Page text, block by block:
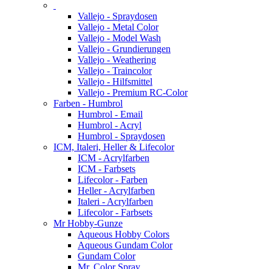
Vallejo - Spraydosen
Vallejo - Metal Color
Vallejo - Model Wash
Vallejo - Grundierungen
Vallejo - Weathering
Vallejo - Traincolor
Vallejo - Hilfsmittel
Vallejo - Premium RC-Color
Farben - Humbrol
Humbrol - Email
Humbrol - Acryl
Humbrol - Spraydosen
ICM, Italeri, Heller & Lifecolor
ICM - Acrylfarben
ICM - Farbsets
Lifecolor - Farben
Heller - Acrylfarben
Italeri - Acrylfarben
Lifecolor - Farbsets
Mr Hobby-Gunze
Aqueous Hobby Colors
Aqueous Gundam Color
Gundam Color
Mr. Color Spray